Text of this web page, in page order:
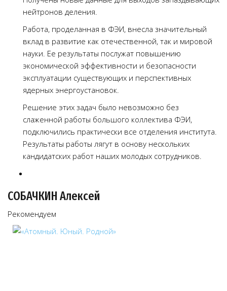
нейтронов деления.
Работа, проделанная в ФЭИ, внесла значительный
вклад в развитие как отечественной, так и мировой
науки. Ее результаты послужат повышению
экономической эффективности и безопасности
эксплуатации существующих и перспективных
ядерных энергоустановок.
Решение этих задач было невозможно без
слаженной работы большого коллектива ФЭИ,
подключились практически все отделения института.
Результаты работы лягут в основу нескольких
кандидатских работ наших молодых сотрудников.
СОБАЧКИН Алексей
Рекомендуем